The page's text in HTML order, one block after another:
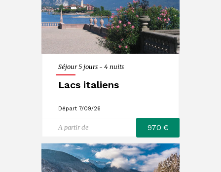
Séjour 5 jours - 4 nuits
Lacs italiens
Départ 7/09/26
A partir de 970 €